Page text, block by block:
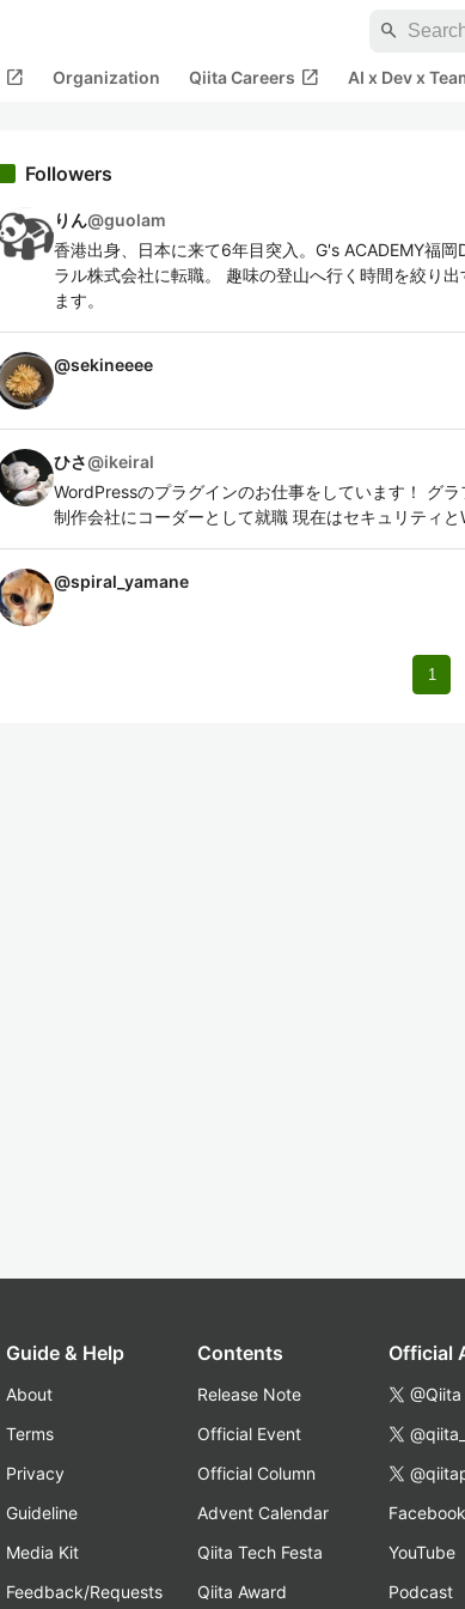
search
open_in_new Organization Qiita Careers open_in_new AI x Dev x
Followers
りん@guolam
香港出身、日本に来て6年目突入。G's ACADEMY福
ラル株式会社に転職。 趣味の登山へ行く時間を絞り
ます。
@sekineeee
ひさ@ikeiral
WordPressのプラグインのお仕事をしています！ グ
制作会社にコーダーとして就職 現在はセキュリティ
@spiral_yamane
1
Guide & Help
About
Terms
Privacy
Guideline
Media Kit
Feedback/Requests
Contents
Release Note
Official Event
Official Column
Advent Calendar
Qiita Tech Festa
Qiita Award
Official
@Qiita
Facebook
YouTube
Podcast